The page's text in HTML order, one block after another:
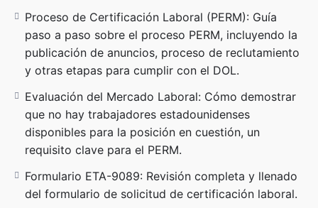
Este curso abarca todas las etapas del proceso de
certificación laboral (PERM) y el trámite de la Visa
EB-3, proporcionando un enfoque detallado y
Proceso de Certificación Laboral (PERM): Guía
paso a paso sobre el proceso PERM, incluyendo la
publicación de anuncios, proceso de reclutamiento
y otras etapas para cumplir con el DOL.
Evaluación del Mercado Laboral: Cómo demostrar
que no hay trabajadores estadounidenses
disponibles para la posición en cuestión, un
requisito clave para el PERM.
Formulario ETA-9089: Revisión completa y llenado
del formulario de solicitud de certificación laboral.